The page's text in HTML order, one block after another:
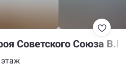
Советского Союза